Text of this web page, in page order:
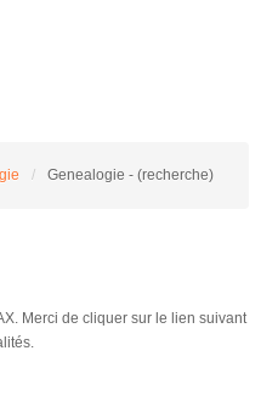
/ Genealogie - (recherche)
Merci de cliquer sur le lien suivant